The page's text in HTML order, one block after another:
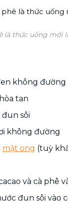
là thức uống mới
không đường
tan
sôi
không đường
mật ong (tuỳ
và cà phê
đun sôi vào